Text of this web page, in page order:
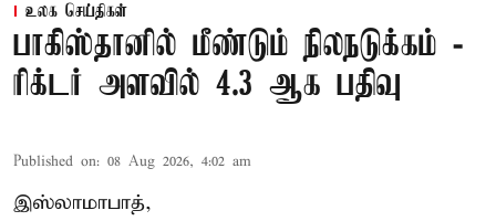
உலக செய்திகள்
பாகிஸ்தானில் மீண்டும் நிலநடுக்கம் -
ரிக்டர் அளவில் 4.3 ஆக பதிவு
Published on: 08 Aug 2026, 4:02 am
இஸ்லாமாபாத்,